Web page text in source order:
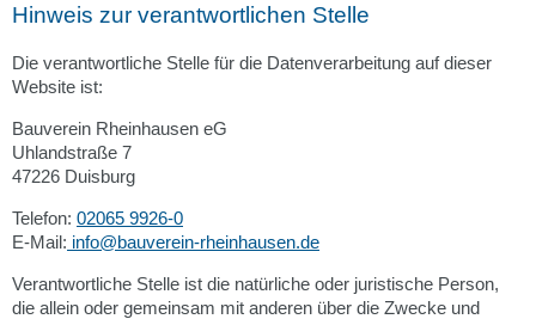
Hinweis zur verantwortlichen Stelle
Die verantwortliche Stelle für die Datenverarbeitung auf dieser
Website ist:
Bauverein Rheinhausen eG
Uhlandstraße 7
47226 Duisburg
Telefon: 02065 9926-0
E-Mail: info@bauverein-rheinhausen.de
Verantwortliche Stelle ist die natürliche oder juristische Person,
die allein oder gemeinsam mit anderen über die Zwecke und